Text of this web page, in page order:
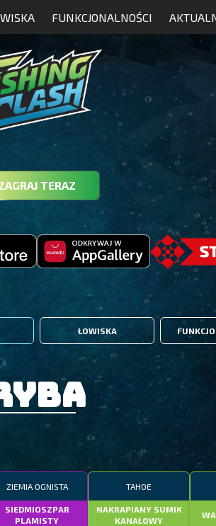
FUNKCJONALNOŚCI
TERAZ
ŁOWISKA
ZIEMIA OGNISTA
SIEDMIOSZPAR
PLAMISTY
TAHOE
NAKRAPIANY SUMIK
KANAŁOWY